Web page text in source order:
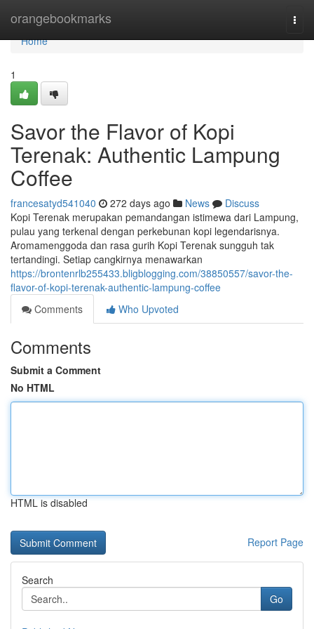
orangebookmarks
Home
Home
1
Savor the Flavor of Kopi
Terenak: Authentic Lampung
Coffee
francesatyd541040 272 days ago News
Discuss
Kopi Terenak merupakan pemandangan istimewa dari Lampung,
pulau yang terkenal dengan perkebunan kopi legendarisnya.
Aromamenggoda dan rasa gurih Kopi Terenak sungguh tak
tertandingi. Setiap cangkirnya menawarkan
https://brontenrlb255433.bligblogging.com/38850557/savor-the-
flavor-of-kopi-terenak-authentic-lampung-coffee
Comments
Who Upvoted
Comments
Submit a Comment
No HTML
HTML is disabled
Report Page
Search
Go